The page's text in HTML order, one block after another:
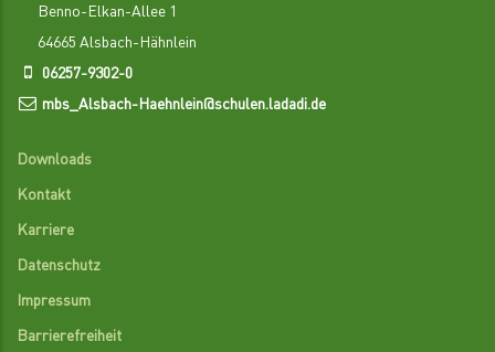
Benno-Elkan-Allee 1
64665 Alsbach-Hähnlein
06257-9302-0
mbs_Alsbach-Haehnlein@schulen.ladadi.de
Downloads
Kontakt
Karriere
Datenschutz
Impressum
Barrierefreiheit